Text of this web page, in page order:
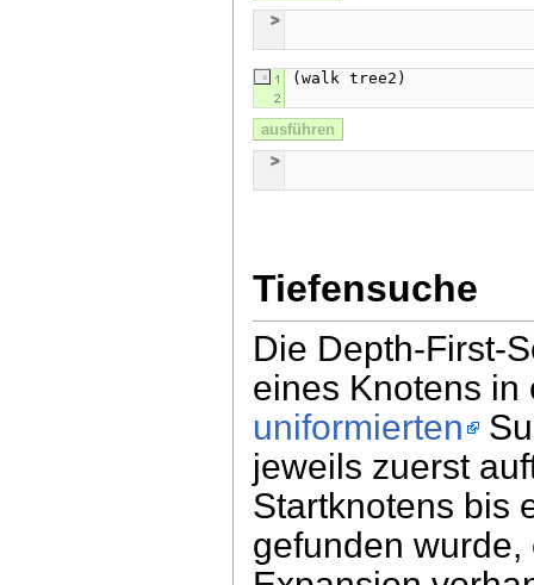
ausführen
Tiefensuche
Die Depth-First-
eines Knotens in
uniformierten
jeweils zuerst
Startknotens bis
gefunden